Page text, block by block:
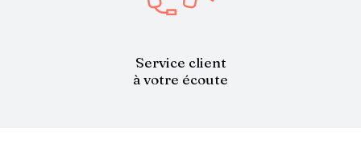
Service client
à votre écoute